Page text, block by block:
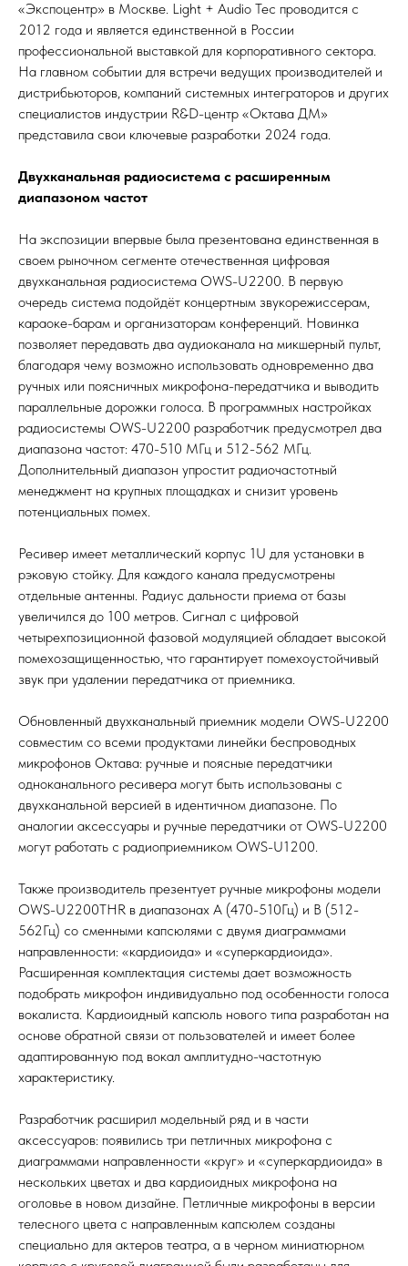
«Экспоцентр» в Москве. Light + Audio Tec проводится с
2012 года и является единственной в России
профессиональной выставкой для корпоративного сектора.
На главном событии для встречи ведущих производителей и
дистрибьюторов, компаний системных интеграторов и других
специалистов индустрии R&D-центр «Октава ДМ»
представила свои ключевые разработки 2024 года.
Двухканальная радиосистема с расширенным
диапазоном частот
На экспозиции впервые была презентована единственная в
своем рыночном сегменте отечественная цифровая
двухканальная радиосистема OWS-U2200. В первую
очередь система подойдёт концертным звукорежиссерам,
караоке-барам и организаторам конференций. Новинка
позволяет передавать два аудиоканала на микшерный пульт,
благодаря чему возможно использовать одновременно два
ручных или поясничных микрофона-передатчика и выводить
параллельные дорожки голоса. В программных настройках
радиосистемы OWS-U2200 разработчик предусмотрел два
диапазона частот: 470-510 МГц и 512-562 МГц.
Дополнительный диапазон упростит радиочастотный
менеджмент на крупных площадках и снизит уровень
потенциальных помех.
Ресивер имеет металлический корпус 1U для установки в
рэковую стойку. Для каждого канала предусмотрены
отдельные антенны. Радиус дальности приема от базы
увеличился до 100 метров. Сигнал с цифровой
четырехпозиционной фазовой модуляцией обладает высокой
помехозащищенностью, что гарантирует помехоустойчивый
звук при удалении передатчика от приемника.
Обновленный двухканальный приемник модели OWS-U2200
совместим со всеми продуктами линейки беспроводных
микрофонов Октава: ручные и поясные передатчики
одноканального ресивера могут быть использованы с
двухканальной версией в идентичном диапазоне. По
аналогии аксессуары и ручные передатчики от OWS-U2200
могут работать с радиоприемником OWS-U1200.
Также производитель презентует ручные микрофоны модели
OWS-U2200THR в диапазонах A (470-510Гц) и B (512-
562Гц) со сменными капсюлями с двумя диаграммами
направленности: «кардиоида» и «суперкардиоида».
Расширенная комплектация системы дает возможность
подобрать микрофон индивидуально под особенности голоса
вокалиста. Кардиоидный капсюль нового типа разработан на
основе обратной связи от пользователей и имеет более
адаптированную под вокал амплитудно-частотную
характеристику.
Разработчик расширил модельный ряд и в части
аксессуаров: появились три петличных микрофона с
диаграммами направленности «круг» и «суперкардиоида» в
нескольких цветах и два кардиоидных микрофона на
оголовье в новом дизайне. Петличные микрофоны в версии
телесного цвета с направленным капсюлем созданы
специально для актеров театра, а в черном миниатюрном